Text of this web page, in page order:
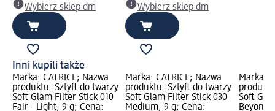
Wybierz sklep dm Wybierz sklep dm
Inni kupili także
Marka: CATRICE; Nazwa
produktu: Sztyft do twarzy
Soft Glam Filter Stick 010
Fair - Light, 9 g; Cena:
Marka: CATRICE; Nazwa
produktu: Sztyft do twarzy
Soft Glam Filter Stick 030
Medium, 9 g; Cena:
Marka:
Soft
Beyond